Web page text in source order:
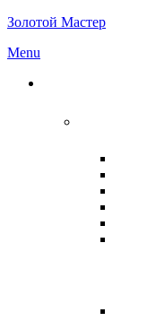
Золотой Мастер
Menu